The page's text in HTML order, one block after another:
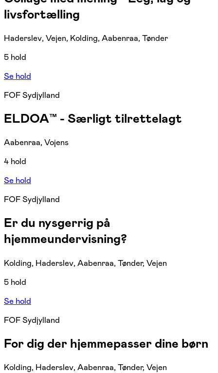
livsfortælling
Haderslev, Vejen, Kolding, Aabenraa, Tønder
5 hold
Se hold
FOF Sydjylland
ELDOA™ - Særligt tilrettelagt
Aabenraa, Vojens
4 hold
Se hold
FOF Sydjylland
Er du nysgerrig på
hjemmeundervisning?
Kolding, Haderslev, Aabenraa, Tønder, Vejen
5 hold
Se hold
FOF Sydjylland
For dig der hjemmepasser dine børn
Kolding, Haderslev, Aabenraa, Tønder, Vejen